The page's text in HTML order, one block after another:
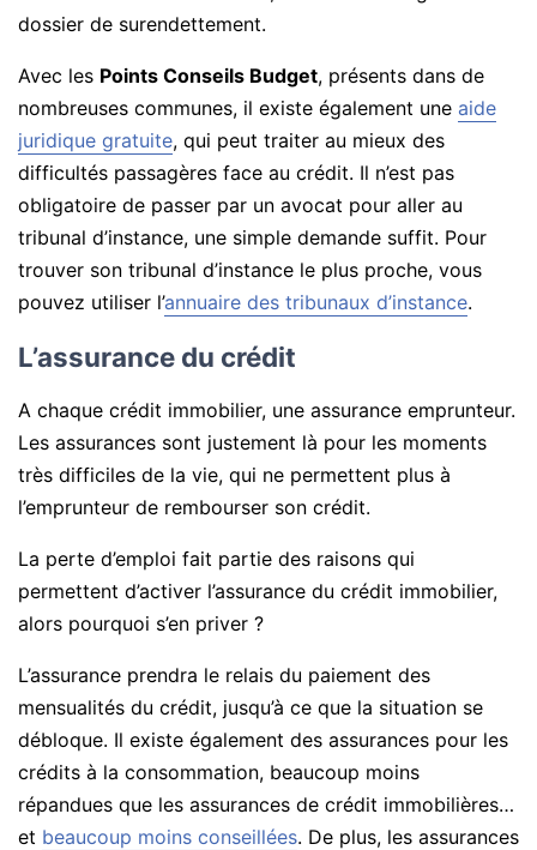
dossier de surendettement.
Avec les Points Conseils Budget, présents dans de
nombreuses communes, il existe également une aide
juridique gratuite, qui peut traiter au mieux des
difficultés passagères face au crédit. Il n’est pas
obligatoire de passer par un avocat pour aller au
tribunal d’instance, une simple demande suffit. Pour
trouver son tribunal d’instance le plus proche, vous
pouvez utiliser l’annuaire des tribunaux d’instance.
L’assurance du crédit
A chaque crédit immobilier, une assurance emprunteur.
Les assurances sont justement là pour les moments
très difficiles de la vie, qui ne permettent plus à
l’emprunteur de rembourser son crédit.
La perte d’emploi fait partie des raisons qui
permettent d’activer l’assurance du crédit immobilier,
alors pourquoi s’en priver ?
L’assurance prendra le relais du paiement des
mensualités du crédit, jusqu’à ce que la situation se
débloque. Il existe également des assurances pour les
crédits à la consommation, beaucoup moins
répandues que les assurances de crédit immobilières…
et beaucoup moins conseillées. De plus, les assurances